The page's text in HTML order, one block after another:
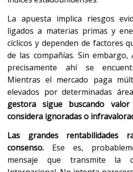
La apuesta implica riesgos
ligados a materias primas y
cíclicos y dependen de factores
de las compañías. Sin embargo,
precisamente ahí se
Mientras el mercado paga
elevados por determinadas
gestora sigue buscando
considera ignoradas o
Las grandes rentabilidades
consenso. Ese es,
mensaje que transmite la